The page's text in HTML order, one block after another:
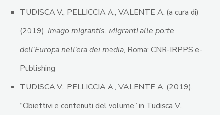
TUDISCA V., PELLICCIA A., VALENTE A. (a cura di)
(2019). Imago migrantis. Migranti alle porte
dell’Europa nell’era dei media, Roma: CNR-IRPPS e-
Publishing
TUDISCA V., PELLICCIA A., VALENTE A. (2019).
“Obiettivi e contenuti del volume” in Tudisca V.,